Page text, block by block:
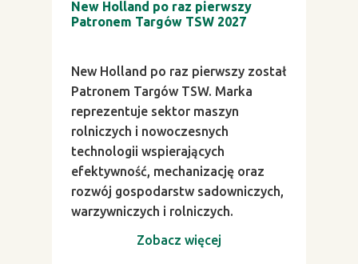
New Holland po raz pierwszy
Patronem Targów TSW 2027
New Holland po raz pierwszy został
Patronem Targów TSW. Marka
reprezentuje sektor maszyn
rolniczych i nowoczesnych
technologii wspierających
efektywność, mechanizację oraz
rozwój gospodarstw sadowniczych,
warzywniczych i rolniczych.
Zobacz więcej